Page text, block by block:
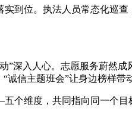
位。执法人员常态化巡查
入人心。志愿服务蔚然
信主题班会”让身边榜样
维度，共同指向同一个目